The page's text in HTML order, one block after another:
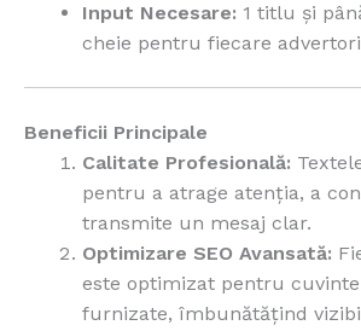
Input Necesare: 1 titlu și
cheie pentru fiecare
Beneficii Principale
Calitate Profesională:
pentru a atrage atenția, a
transmite un mesaj clar.
Optimizare SEO Avansată:
este optimizat pentru
furnizate, îmbunătățind